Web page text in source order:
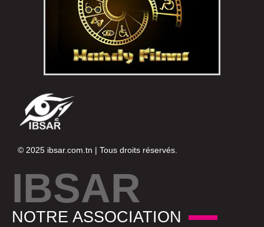
© 2025 ibsar.com.tn | Tous droits réservés.
IBSAR
NOTRE ASSOCIATION